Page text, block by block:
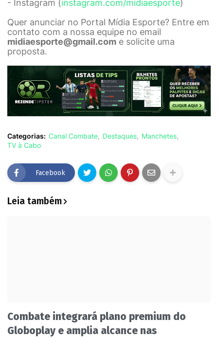
- Instagram (instagram.com/midiaesporte)
Quer anunciar no Portal Mídia Esporte? Entre em
contato com a nossa equipe no email
midiaesporte@gmail.com e solicite uma
proposta.
Categorias: Canal Combate Destaques
Manchetes
TV à Cabo
Facebook
Leia também
Combate integrará plano premium do
Globoplay e amplia alcance nas